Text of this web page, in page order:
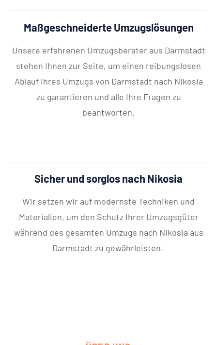
Maßgeschneiderte Umzugslösungen
Unsere erfahrenen Umzugsberater aus Darmstadt
stehen Ihnen zur Seite, um einen reibungslosen
Ablauf Ihres Umzugs von Darmstadt nach Nikosia
zu garantieren und alle Ihre Fragen zu
beantworten.
Sicher und sorglos nach Nikosia
Wir setzen wir auf modernste Techniken und
Materialien, um den Schutz Ihrer Umzugsgüter
während des gesamten Umzugs nach Nikosia aus
Darmstadt zu gewährleisten.